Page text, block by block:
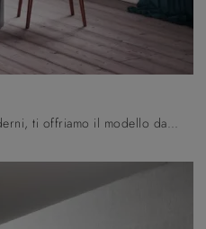
Se cerchi tavoli allungabili moderni, ti offriamo il modello da pranzo in legno Twist del marchio Pizzolato.